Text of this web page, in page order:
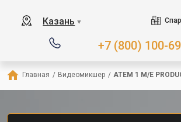
Казань ▼
+7 (800) 100-
Главная / Видеомикшер / ATEM 1 M/E